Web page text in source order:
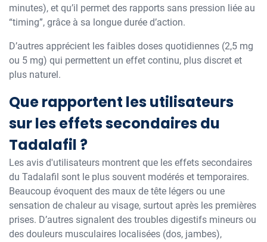
minutes), et qu’il permet des rapports sans pression liée au
“timing”, grâce à sa longue durée d’action.
D’autres apprécient les faibles doses quotidiennes (2,5 mg
ou 5 mg) qui permettent un effet continu, plus discret et
plus naturel.
Que rapportent les utilisateurs
sur les effets secondaires du
Tadalafil ?
Les avis d'utilisateurs montrent que les effets secondaires
du Tadalafil sont le plus souvent modérés et temporaires.
Beaucoup évoquent des maux de tête légers ou une
sensation de chaleur au visage, surtout après les premières
prises. D’autres signalent des troubles digestifs mineurs ou
des douleurs musculaires localisées (dos, jambes),